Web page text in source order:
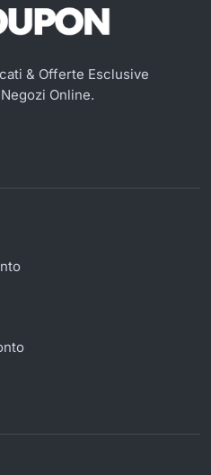
& Offerte Esclusive
Online.